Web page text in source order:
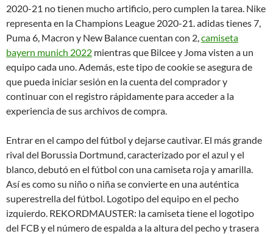
2020-21 no tienen mucho artificio, pero cumplen la tarea. Nike
representa en la Champions League 2020-21. adidas tienes 7,
Puma 6, Macron y New Balance cuentan con 2,camiseta
bayern munich 2022 mientras que Bilcee y Joma visten a un
equipo cada uno. Además, este tipo de cookie se asegura de
que pueda iniciar sesión en la cuenta del comprador y
continuar con el registro rápidamente para acceder a la
experiencia de sus archivos de compra.
Entrar en el campo del fútbol y dejarse cautivar. El más grande
rival del Borussia Dortmund, caracterizado por el azul y el
blanco, debutó en el fútbol con una camiseta roja y amarilla.
Así es como su niño o niña se convierte en una auténtica
superestrella del fútbol. Logotipo del equipo en el pecho
izquierdo. REKORDMAUSTER: la camiseta tiene el logotipo
del FCB y el número de espalda a la altura del pecho y trasera